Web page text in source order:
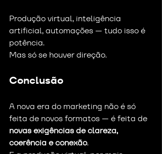
Produção virtual, inteligência
artificial, automações — tudo isso é
potência.
Mas só se houver direção.
Conclusão
A nova era do marketing não é só
feita de novos formatos — é feita de
novas exigências de clareza,
coerência e conexão.